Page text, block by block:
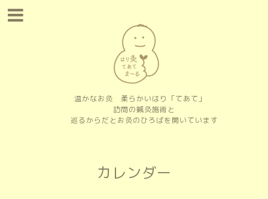
温かなお灸 柔らかいはり「てあて」
訪問の鍼灸施術と
巡るからだとお灸のひろばを開いています
カレンダー